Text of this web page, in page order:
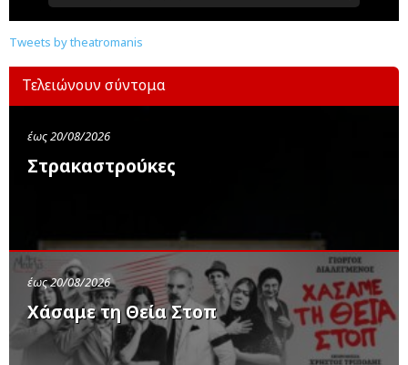
Tweets by theatromanis
Τελειώνουν σύντομα
έως 20/08/2026
Στρακαστρούκες
έως 20/08/2026
Χάσαμε τη Θεία Στοπ